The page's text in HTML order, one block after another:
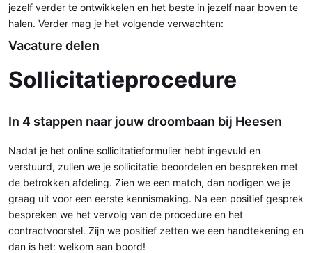
jezelf verder te ontwikkelen en het beste in jezelf naar boven te
halen. Verder mag je het volgende verwachten:
Vacature delen
Sollicitatieprocedure
In 4 stappen naar jouw droombaan bij Heesen
Nadat je het online sollicitatieformulier hebt ingevuld en
verstuurd, zullen we je sollicitatie beoordelen en bespreken met
de betrokken afdeling. Zien we een match, dan nodigen we je
graag uit voor een eerste kennismaking. Na een positief gesprek
bespreken we het vervolg van de procedure en het
contractvoorstel. Zijn we positief zetten we een handtekening en
dan is het: welkom aan boord!